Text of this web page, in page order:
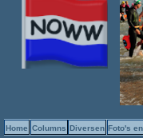
Home Columns Diversen Foto's